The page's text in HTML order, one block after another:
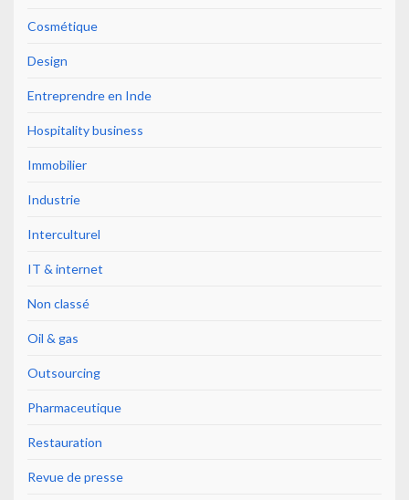
Cosmétique
Design
Entreprendre en Inde
Hospitality business
Immobilier
Industrie
Interculturel
IT & internet
Non classé
Oil & gas
Outsourcing
Pharmaceutique
Restauration
Revue de presse